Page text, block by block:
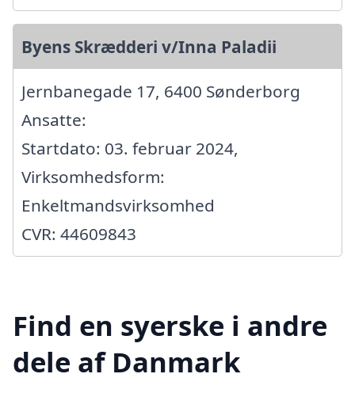
Byens Skrædderi v/Inna Paladii
Jernbanegade 17, 6400 Sønderborg
Ansatte:
Startdato: 03. februar 2024,
Virksomhedsform:
Enkeltmandsvirksomhed
CVR: 44609843
Find en syerske i andre
dele af Danmark